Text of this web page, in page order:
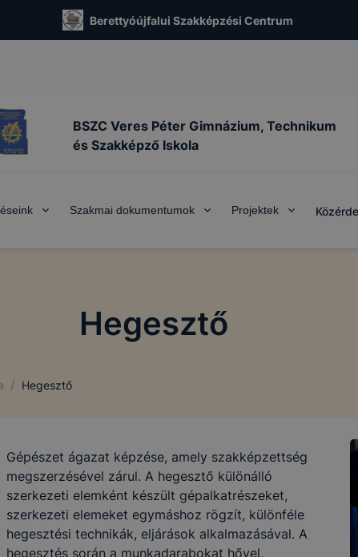
Berettyóújfalui Szakképzési Centrum
BSZC Veres Péter Gimnázium, Technikum
és Szakképző Iskola
Szakmai dokumentumok Projektek
Hegesztő
/ Hegesztő
Gépészet ágazat képzése, amely szakképzettség
megszerzésével zárul. A hegesztő különálló
szerkezeti elemként készült gépalkatrészeket,
szerkezeti elemeket egymáshoz rögzít, különféle
hegesztési technikák, eljárások alkalmazásával. A
hegesztés során a munkadarabokat hővel,